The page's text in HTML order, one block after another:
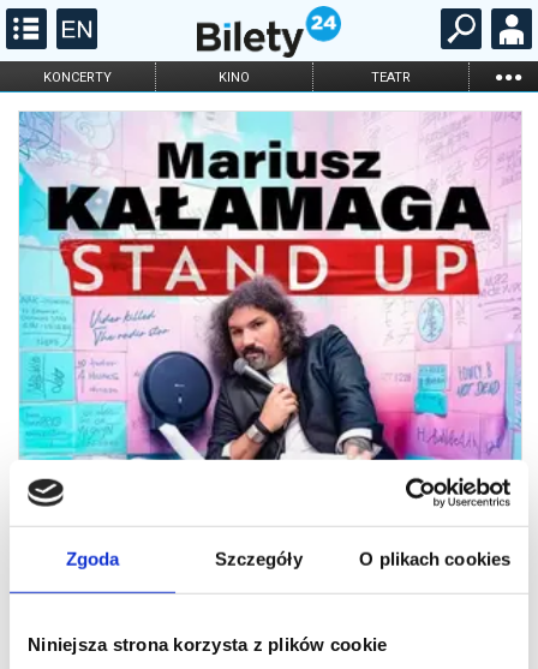
Zgoda Szczegóły O plikach cookies
Niniejsza strona korzysta z plików cookie
KONCERTY KINO TEATR ...
FILHARMONIA OPERA I BALET
STAND-UP
DLA DZIECI
ONLINE KARNETY